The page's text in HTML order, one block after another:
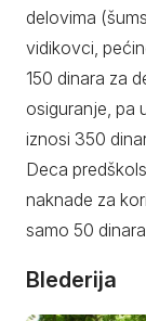
delovima
vidikovci,
150 dinara za
osiguranje, pa
iznosi 350
Deca
naknade za
samo 50
Blederija